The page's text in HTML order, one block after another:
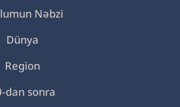
Nəbzi
Dünya
Region
dan sonra